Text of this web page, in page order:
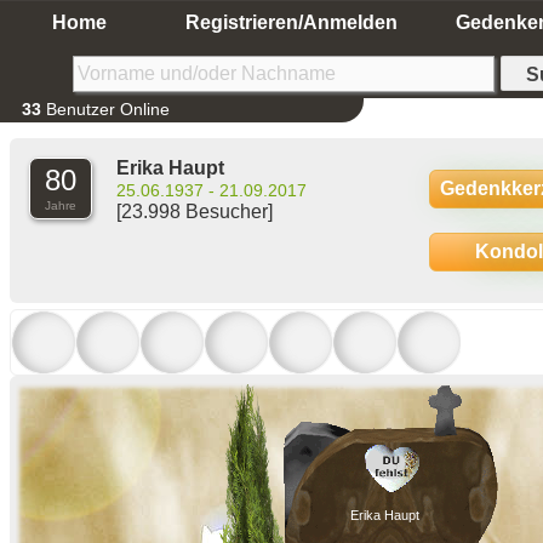
Home Registrieren/Anmelden
33 Benutzer Online
80
Jahre
Erika Haupt
25.06.1937 - 21.09.2017
[23.998 Besucher]
Erika Haupt